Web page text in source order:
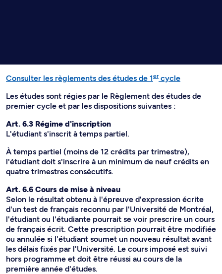
Consulter les règlements des études de 1ercycle
Les études sont régies par le Règlement des études de
premier cycle et par les dispositions suivantes :
Art. 6.3 Régime d'inscription
L'étudiant s'inscrit à temps partiel.
À temps partiel (moins de 12 crédits par trimestre),
l'étudiant doit s'inscrire à un minimum de neuf crédits en
quatre trimestres consécutifs.
Art. 6.6 Cours de mise à niveau
Selon le résultat obtenu à l'épreuve d'expression écrite
d'un test de français reconnu par l'Université de Montréal,
l'étudiant ou l'étudiante pourrait se voir prescrire un cours
de français écrit. Cette prescription pourrait être modifiée
ou annulée si l'étudiant soumet un nouveau résultat avant
les délais fixés par l'Université. Le cours imposé est suivi
hors programme et doit être réussi au cours de la
première année d'études.